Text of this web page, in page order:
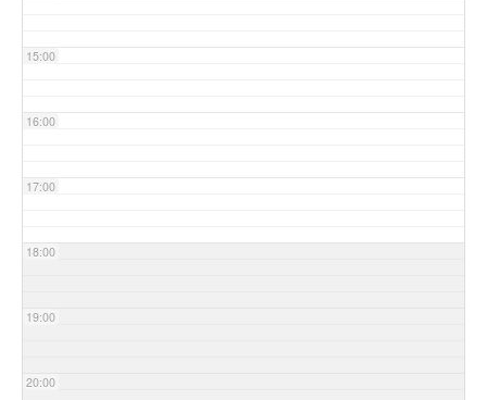
15:00
16:00
17:00
18:00
19:00
20:00